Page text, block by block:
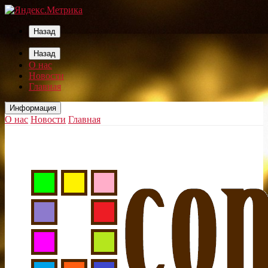
Назад
Назад
О нас
Новости
Главная
Информация
О нас Новости Главная